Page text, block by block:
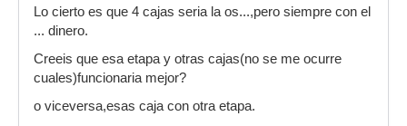
Lo cierto es que 4 cajas seria la os...,pero siempre con el
... dinero.
Creeis que esa etapa y otras cajas(no se me ocurre
cuales)funcionaria mejor?
o viceversa,esas caja con otra etapa.